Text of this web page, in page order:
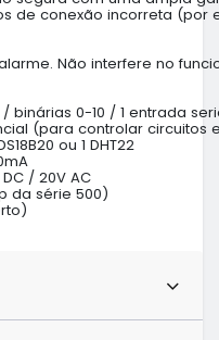
de conexão incorreta (por
Não interfere no
0-10 / 1 entrada
(para controlar circuitos
ou 1 DHT22
/ 20V AC
da série 500)